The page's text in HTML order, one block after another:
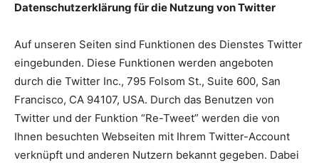
Datenschutzerklärung für die Nutzung von Twitter
Auf unseren Seiten sind Funktionen des Dienstes Twitter
eingebunden. Diese Funktionen werden angeboten
durch die Twitter Inc., 795 Folsom St., Suite 600, San
Francisco, CA 94107, USA. Durch das Benutzen von
Twitter und der Funktion “Re-Tweet” werden die von
Ihnen besuchten Webseiten mit Ihrem Twitter-Account
verknüpft und anderen Nutzern bekannt gegeben. Dabei